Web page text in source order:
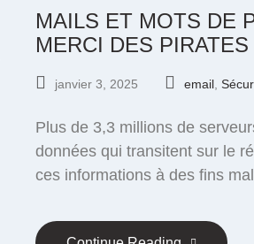
MAILS ET MOTS DE
MERCI DES PIRATES
janvier 3, 2025 email
Plus de 3,3 millions de
données qui transitent sur le
ces informations à des fins